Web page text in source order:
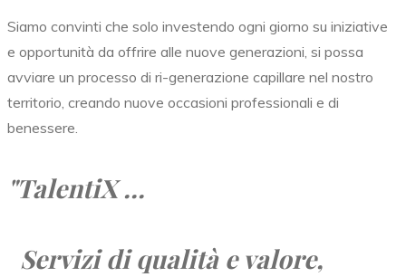
Siamo convinti che solo investendo ogni giorno su iniziative
e opportunità da offrire alle nuove generazioni, si possa
avviare un processo di ri-generazione capillare nel nostro
territorio, creando nuove occasioni professionali e di
benessere.
"TalentiX ...
Servizi di qualità e valore,